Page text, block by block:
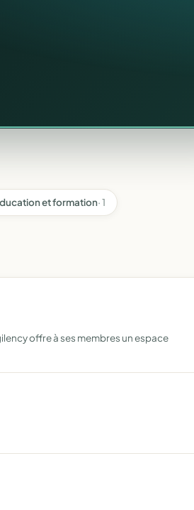
et formation· 1
offre à ses membres un espace